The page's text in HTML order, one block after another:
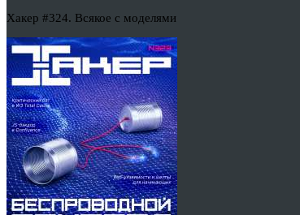
Хакер #324. Всякое с моделями